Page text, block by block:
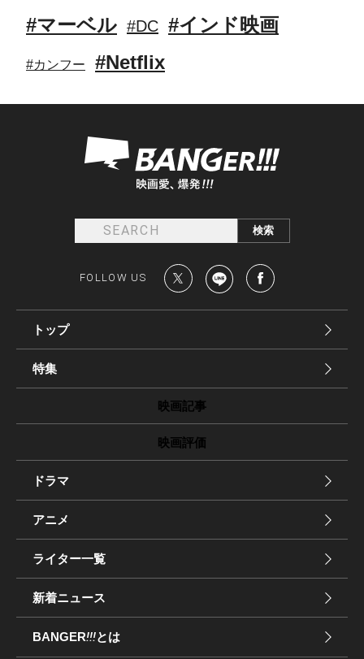
#マーベル #DC #インド映画
#カンフー #Netflix
FOLLOW US
トップ
特集
映画記事
映画評価
ドラマ
アニメ
ライター一覧
新着ニュース
BANGER!!!とは